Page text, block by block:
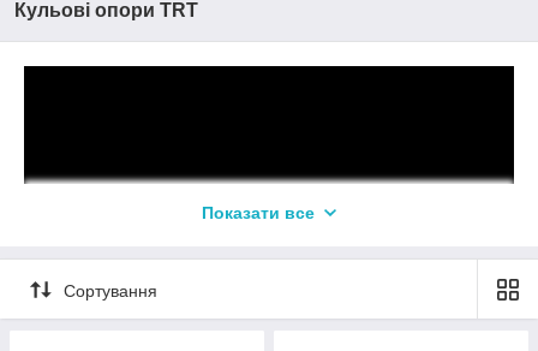
Кульові опори TRT
Показати все
Сортування